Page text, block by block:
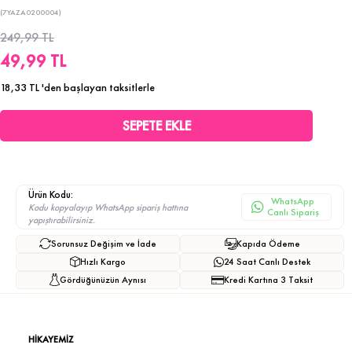
(7YAZA0200004)
249,99 TL
49,99 TL
18,33 TL'den başlayan taksitlerle
Ürün Kodu:
Kodu kopyalayıp WhatsApp sipariş hattına
yapıştırabilirsiniz.
WhatsApp
Canlı Sipariş
Sorunsuz Değişim ve İade
Hızlı Kargo
Gördüğünüzün Aynısı
Kapıda Ödeme
24 Saat Canlı Destek
Kredi Kartına 3 Taksit
HİKAYEMİZ